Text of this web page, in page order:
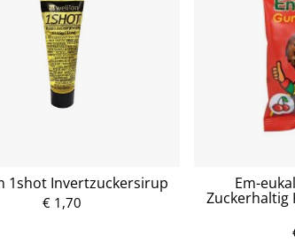
1shot Invertzuckersirup
€ 1,70
Em-
Zuckerhaltig